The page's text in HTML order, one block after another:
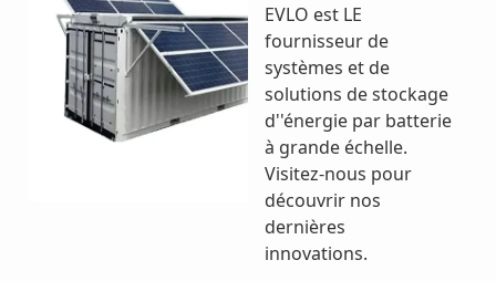
EVLO est LE
fournisseur de
systèmes et de
solutions de stockage
d''énergie par batterie
à grande échelle.
Visitez-nous pour
découvrir nos
dernières
innovations.